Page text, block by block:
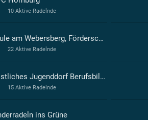
10 Aktive Radelnde
Schule am Webersberg, Förderschule körperliche und motorische Entwicklung Homburg
22 Aktive Radelnde
Christliches Jugenddorf Berufsbildungswerk Homburg
15 Aktive Radelnde
ins Grüne